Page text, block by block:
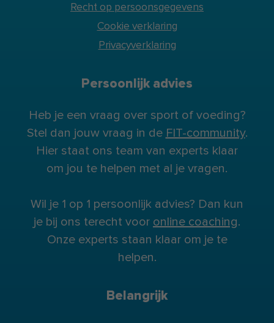
Recht op persoonsgegevens
Cookie verklaring
Privacyverklaring
Persoonlijk advies
Heb je een vraag over sport of voeding?
Stel dan jouw vraag in de FIT-community.
Hier staat ons team van experts klaar
om jou te helpen met al je vragen.
Wil je 1 op 1 persoonlijk advies? Dan kun
je bij ons terecht voor online coaching.
Onze experts staan klaar om je te
helpen.
Belangrijk